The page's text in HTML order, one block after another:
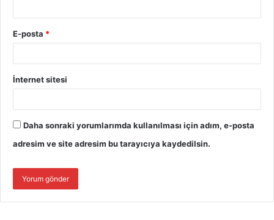
E-posta *
İnternet sitesi
Daha sonraki yorumlarımda kullanılması için adım, e-posta
adresim ve site adresim bu tarayıcıya kaydedilsin.